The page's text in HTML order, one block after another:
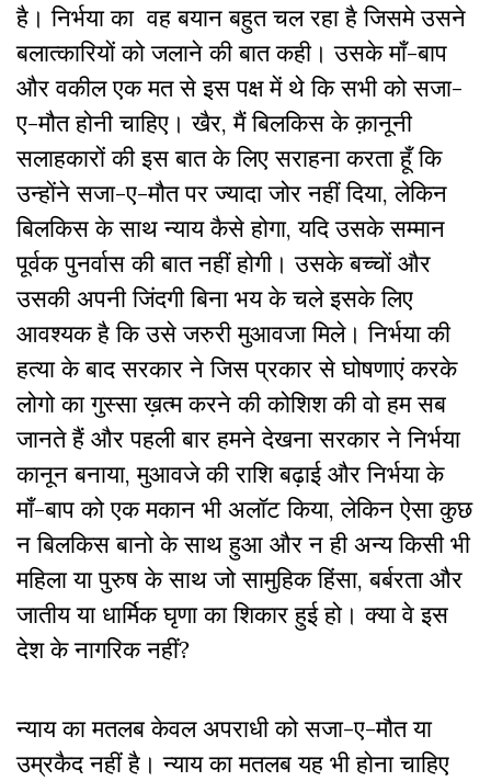
है। निर्भया का वह बयान बहुत चल रहा है जिसमे उसने
बलात्कारियों को जलाने की बात कही। उसके माँ-बाप
और वकील एक मत से इस पक्ष में थे कि सभी को सजा-
ए-मौत होनी चाहिए। खैर, मैं बिलकिस के क़ानूनी
सलाहकारों की इस बात के लिए सराहना करता हूँ कि
उन्होंने सजा-ए-मौत पर ज्यादा जोर नहीं दिया, लेकिन
बिलकिस के साथ न्याय कैसे होगा, यदि उसके सम्मान
पूर्वक पुनर्वास की बात नहीं होगी। उसके बच्चों और
उसकी अपनी जिंदगी बिना भय के चले इसके लिए
आवश्यक है कि उसे जरुरी मुआवजा मिले। निर्भया की
हत्या के बाद सरकार ने जिस प्रकार से घोषणाएं करके
लोगो का गुस्सा ख़त्म करने की कोशिश की वो हम सब
जानते हैं और पहली बार हमने देखना सरकार ने निर्भया
कानून बनाया, मुआवजे की राशि बढ़ाई और निर्भया के
माँ-बाप को एक मकान भी अलॉट किया, लेकिन ऐसा कुछ
न बिलकिस बानो के साथ हुआ और न ही अन्य किसी भी
महिला या पुरुष के साथ जो सामुहिक हिंसा, बर्बरता और
जातीय या धार्मिक घृणा का शिकार हुई हो। क्या वे इस
देश के नागरिक नहीं?
न्याय का मतलब केवल अपराधी को सजा-ए-मौत या
उम्रकैद नहीं है। न्याय का मतलब यह भी होना चाहिए